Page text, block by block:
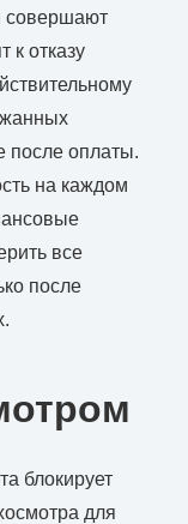
совершают
к отказу
после оплаты.
на каждом
все
после
блокирует
для